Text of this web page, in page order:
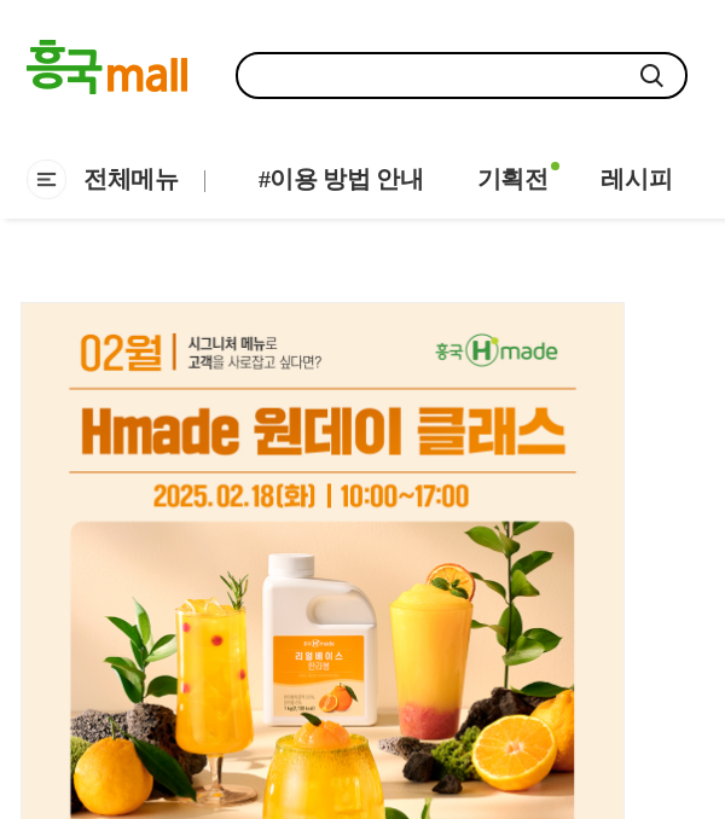
전체메뉴 #이용 방법 안내 기획전 레시피